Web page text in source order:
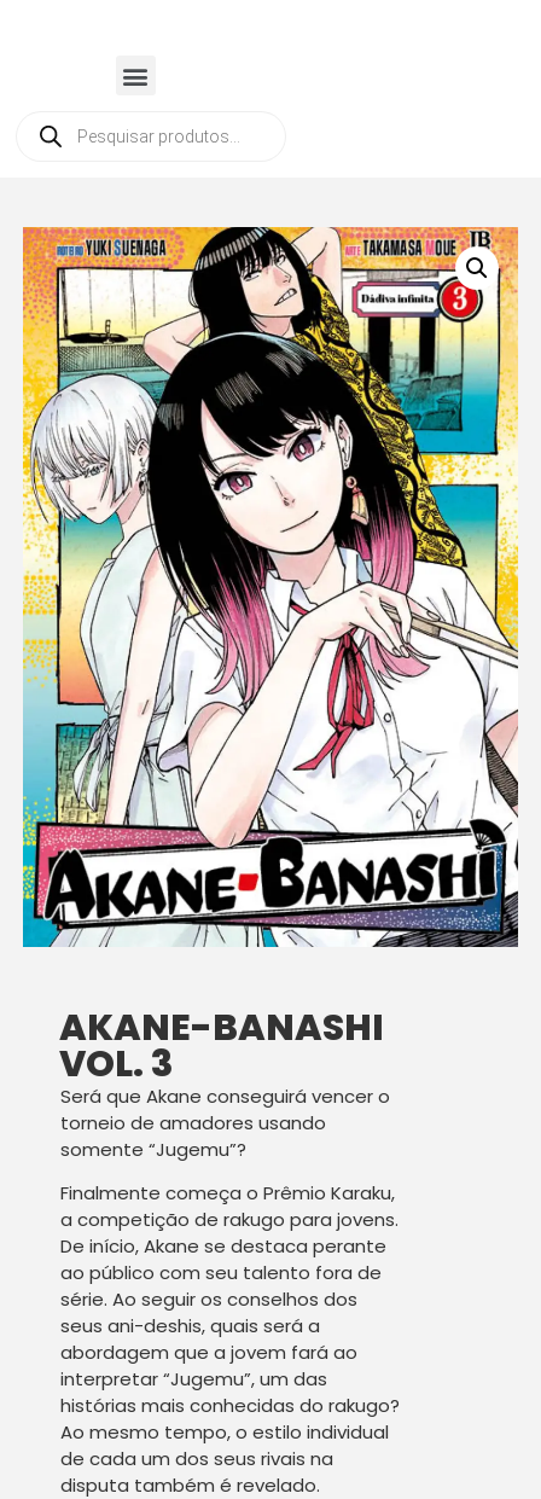
AKANE-BANASHI
VOL. 3
Será que Akane conseguirá vencer o
torneio de amadores usando
somente “Jugemu”?
Finalmente começa o Prêmio Karaku,
a competição de rakugo para jovens.
De início, Akane se destaca perante
ao público com seu talento fora de
série. Ao seguir os conselhos dos
seus ani-deshis, quais será a
abordagem que a jovem fará ao
interpretar “Jugemu”, um das
histórias mais conhecidas do rakugo?
Ao mesmo tempo, o estilo individual
de cada um dos seus rivais na
disputa também é revelado.